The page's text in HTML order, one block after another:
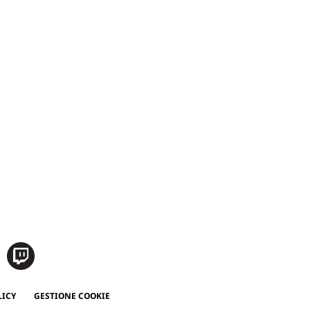
GESTIONE COOKIE